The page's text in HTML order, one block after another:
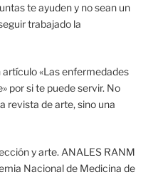
te ayuden y no sean un
trabajado la
artículo «Las enfermedades
por si te puede servir. No
revista de arte, sino una
y arte. ANALES RANM
Nacional de Medicina de